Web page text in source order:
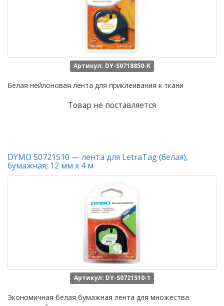
Артикул: DY-S0718850-K
Белая нейлоновая лента для приклеивания к ткани
Товар не поставляется
DYMO S0721510 — лента для LetraTag (белая),
бумажная, 12 мм х 4 м
Артикул: DY-S0721510-1
Экономичная белая бумажная лента для множества